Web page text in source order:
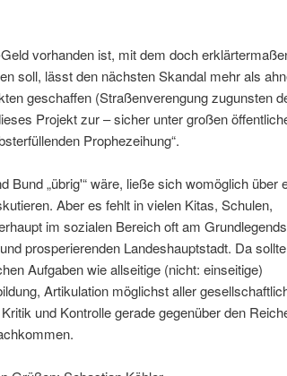
vorhanden ist, mit dem doch
soll, lässt den nächsten Skandal mehr als
geschaffen (Straßenverengung zugunsten
Projekt zur – sicher unter großen
Prophezeihung“.
Bund „übrig'“ wäre, ließe sich womöglich über
Aber es fehlt in vielen Kitas, Schulen,
im sozialen Bereich oft am
prosperierenden Landeshauptstadt. Da sollte
Aufgaben wie allseitige (nicht: einseitige)
Artikulation möglichst aller
und Kontrolle gerade gegenüber den